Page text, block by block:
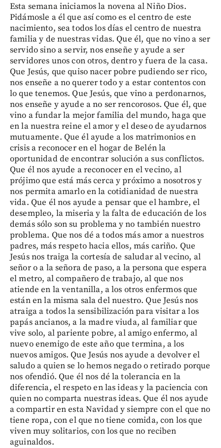
Esta semana iniciamos la novena al Niño Dios.
Pidámosle a él que así como es el centro de este
nacimiento, sea todos los días el centro de nuestra
familia y de nuestras vidas. Que él, que no vino a ser
servido sino a servir, nos enseñe y ayude a ser
servidores unos con otros, dentro y fuera de la casa.
Que Jesús, que quiso nacer pobre pudiendo ser rico,
nos enseñe a no querer todo y a estar contentos con
lo que tenemos. Que Jesús, que vino a perdonarnos,
nos enseñe y ayude a no ser rencorosos. Que él, que
vino a fundar la mejor familia del mundo, haga que
en la nuestra reine el amor y el deseo de ayudarnos
mutuamente. Que él ayude a los matrimonios en
crisis a reconocer en el hogar de Belén la
oportunidad de encontrar solución a sus conflictos.
Que él nos ayude a reconocer en el vecino, al
prójimo que está más cerca y próximo a nosotros y
nos permita amarlo en la cotidianidad de nuestra
vida. Que él nos ayude a pensar que el hambre, el
desempleo, la miseria y la falta de educación de los
demás sólo son su problema y no también nuestro
problema. Que nos dé a todos más amor a nuestros
padres, más respeto hacia ellos, más cariño. Que
Jesús nos traiga la cortesía de saludar al vecino, al
señor o a la señora de paso, a la persona que espera
el metro, al compañero de trabajo, al que nos
atiende en la ventanilla, a los otros enfermos que
están en la misma sala del nuestro. Que Jesús nos
atraiga a todos la sensibilización para visitar a los
papás ancianos, a la madre viuda, al familiar que
vive solo, al pariente pobre, al amigo enfermo, al
nuevo enemigo de este año que termina, a los
nuevos amigos. Que Jesús nos ayude a devolver el
saludo a quien se lo hemos negado o retirado porque
nos ofendió. Que él nos dé la tolerancia en la
diferencia, el respeto en las ideas y la paciencia con
quien no comparta nuestras ideas. Que él nos ayude
a compartir en esta Navidad y siempre con el que no
tiene ropa, con el que no tiene comida, con los que
viven muy solitarios, con los que no reciben
aguinaldos.